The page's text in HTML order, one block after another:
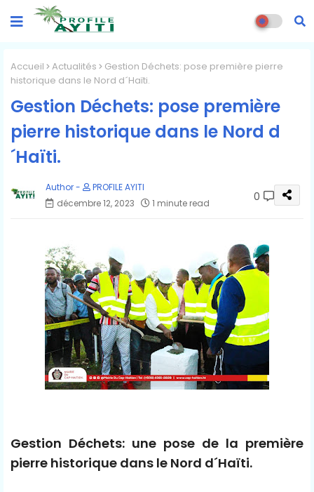
Accueil Actualités
Gestion Déchets: pose première pierre
historique dans le Nord d´Haïti.
Gestion Déchets: pose première
pierre historique dans le Nord d
´Haïti.
PROFILE AYITI
décembre 12, 2023
1 minute read 0
Gestion Déchets: une pose de la première
pierre historique dans le Nord d´Haïti.